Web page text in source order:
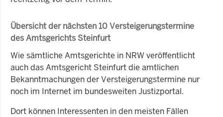
Übersicht der nächsten 10 Versteigerungstermine
des Amtsgerichts Steinfurt
Wie sämtliche Amtsgerichte in NRW veröffentlicht
auch das Amtsgericht Steinfurt die amtlichen
Bekanntmachungen der Versteigerungstermine nur
noch im Internet im bundesweiten Justizportal.
Dort können Interessenten in den meisten Fällen